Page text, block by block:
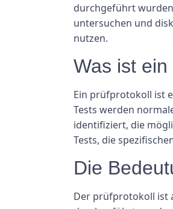
durchgeführt
untersuchen und
nutzen.
Was ist
Ein prüfprotokoll ist
Tests werden
identifiziert, die
Tests, die
Die
Der prüfprotokoll ist